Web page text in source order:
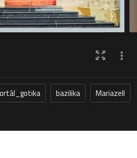
bazilika
Mariazell